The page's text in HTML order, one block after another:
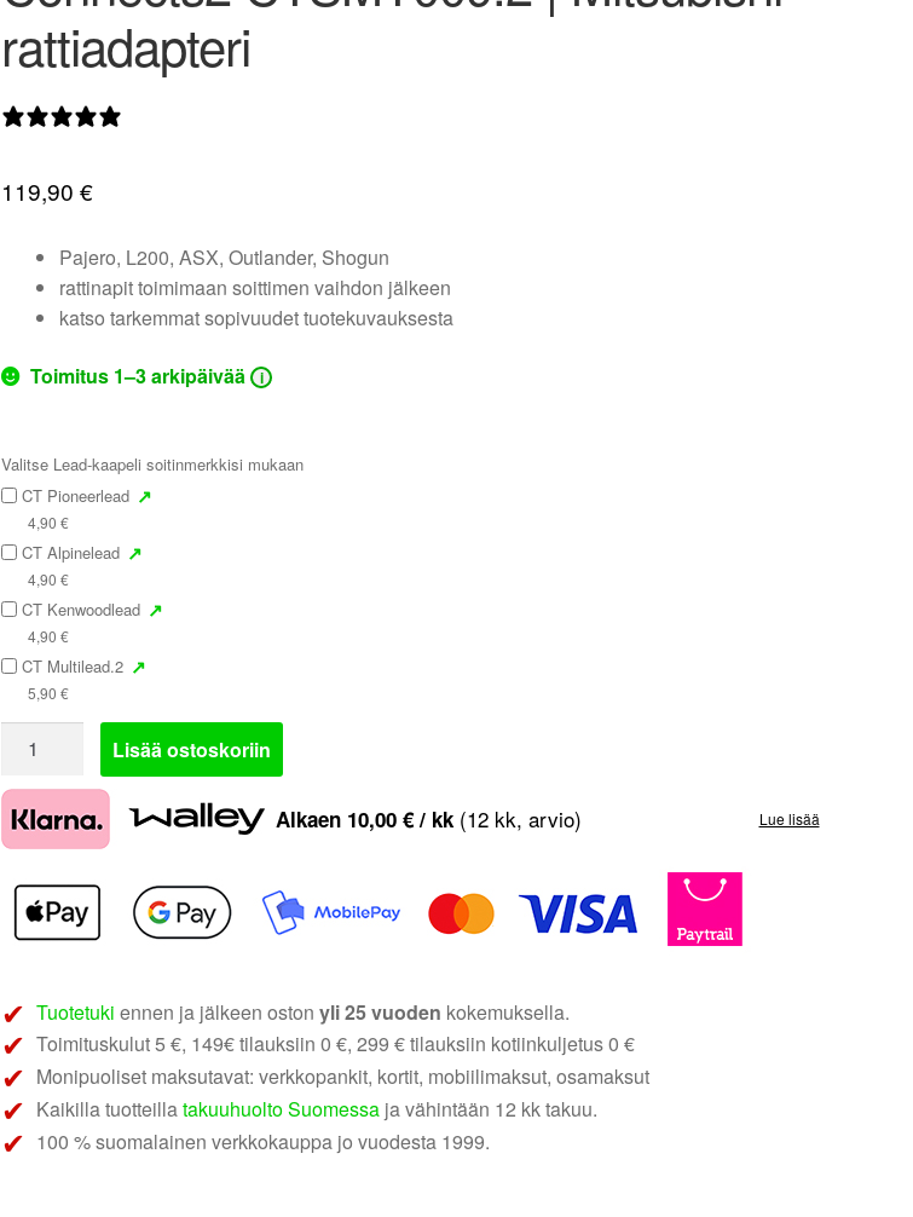
rattiadapteri
119,90 €
Pajero, L200, ASX, Outlander, Shogun
rattinapit toimimaan soittimen vaihdon jälkeen
katso tarkemmat sopivuudet tuotekuvauksesta
Toimitus 1–3 arkipäivää i
Valitse Lead-kaapeli soitinmerkkisi mukaan
CT Pioneerlead ↗
4,90 €
CT Alpinelead ↗
4,90 €
CT Kenwoodlead ↗
4,90 €
CT Multilead.2 ↗
5,90 €
Connects2
CTSMT009.2
|
Mitsubishi
rattiadapteri
määrä
Lisää ostoskoriin
Alkaen 10,00 €/ kk(12 kk, arvio) Lue lisää
Tuotetuki ennen ja jälkeen oston yli 25 vuoden kokemuksella.
Toimituskulut 5 €, 149€ tilauksiin 0 €, 299 € tilauksiin kotiinkuljetus 0 €
Monipuoliset maksutavat: verkkopankit, kortit, mobiilimaksut, osamaksut
Kaikilla tuotteillatakuuhuolto Suomessaja vähintään 12 kk takuu.
100 % suomalainen verkkokauppa jo vuodesta 1999.